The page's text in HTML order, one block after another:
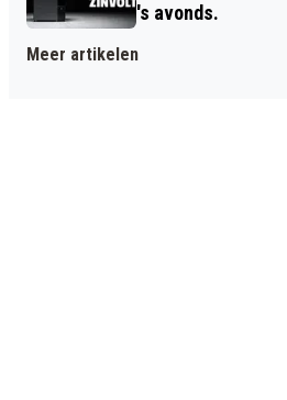
's avonds.
Meer artikelen